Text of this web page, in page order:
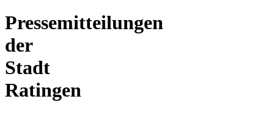
Pressemitteilungen
der
Stadt
Ratingen